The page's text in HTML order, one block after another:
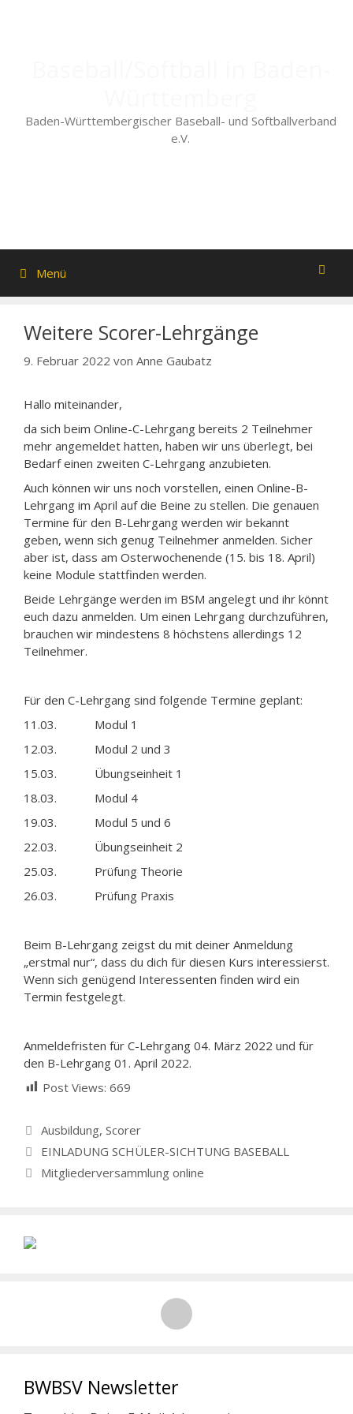
Baden-Württembergischer Baseball- und Softballverband
e.V.
Menü
Weitere Scorer-Lehrgänge
9. Februar 2022 von Anne Gaubatz
Hallo miteinander,
da sich beim Online-C-Lehrgang bereits 2 Teilnehmer
mehr angemeldet hatten, haben wir uns überlegt, bei
Bedarf einen zweiten C-Lehrgang anzubieten.
Auch können wir uns noch vorstellen, einen Online-B-
Lehrgang im April auf die Beine zu stellen. Die genauen
Termine für den B-Lehrgang werden wir bekannt
geben, wenn sich genug Teilnehmer anmelden. Sicher
aber ist, dass am Osterwochenende (15. bis 18. April)
keine Module stattfinden werden.
Beide Lehrgänge werden im BSM angelegt und ihr könnt
euch dazu anmelden. Um einen Lehrgang durchzuführen,
brauchen wir mindestens 8 höchstens allerdings 12
Teilnehmer.
Für den C-Lehrgang sind folgende Termine geplant:
11.03. Modul 1
12.03. Modul 2 und 3
15.03. Übungseinheit 1
18.03. Modul 4
19.03. Modul 5 und 6
22.03. Übungseinheit 2
25.03. Prüfung Theorie
26.03. Prüfung Praxis
Beim B-Lehrgang zeigst du mit deiner Anmeldung
„erstmal nur“, dass du dich für diesen Kurs interessierst.
Wenn sich genügend Interessenten finden wird ein
Termin festgelegt.
Anmeldefristen für C-Lehrgang 04. März 2022 und für
den B-Lehrgang 01. April 2022.
Post Views: 669
Kategorien
Ausbildung, Scorer
EINLADUNG SCHÜLER-SICHTUNG BASEBALL
Mitgliederversammlung online
BWBSV Newsletter